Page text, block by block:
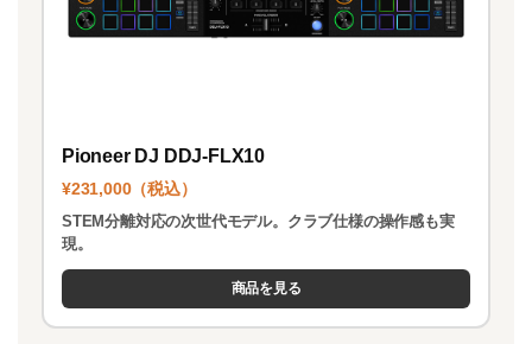
Pioneer DJ DDJ-FLX10
¥231,000（税込）
STEM分離対応の次世代モデル。クラブ仕様の操作感も実
現。
商品を見る